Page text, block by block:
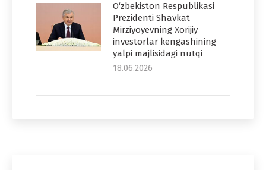
O‘zbekiston Respublikasi
Prezidenti Shavkat
Mirziyoyevning Xorijiy
investorlar kengashining
yalpi majlisidagi nutqi
18.06.2026